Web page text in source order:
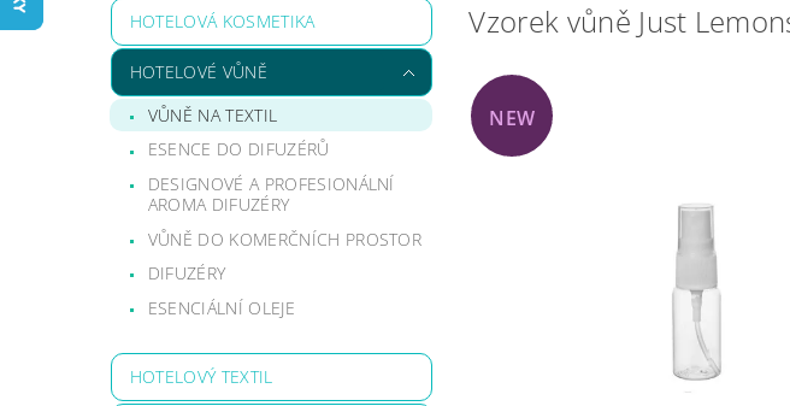
HOTELOVÁ KOSMETIKA
HOTELOVÉ VŮNĚ
VŮNĚ NA TEXTIL
ESENCE DO DIFUZÉRŮ
DESIGNOVÉ A PROFESIONÁLNÍ
AROMA DIFUZÉRY
VŮNĚ DO KOMERČNÍCH PROSTOR
DIFUZÉRY
ESENCIÁLNÍ OLEJE
HOTELOVÝ TEXTIL
Vzorek vůně Just
NEW